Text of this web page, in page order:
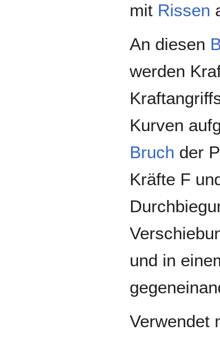
mit Rissen
An diesen
werden
Kurven
Bruch der
Kräfte F
und in
Verwendet